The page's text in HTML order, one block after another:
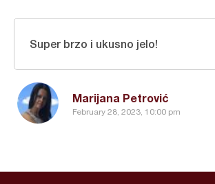
Marijana Petrović
February 28, 2023, 10:00 pm
Super brzo i ukusno jelo!